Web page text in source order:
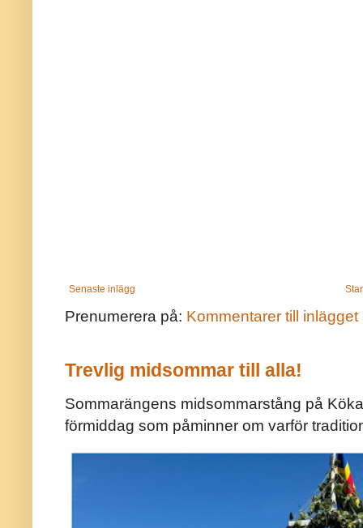
Senaste inlägg
Prenumerera på: Kommentarer till inlägget
Trevlig midsommar till alla!
Sommarängens midsommarstång på
förmiddag som påminner om varför